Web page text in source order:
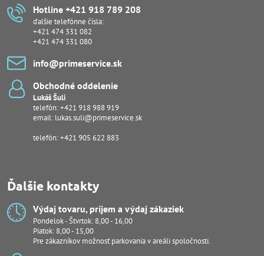
Hotline +421 918 789 208
ďalšie telefónne čísla:
+421 474 331 082
+421 474 331 080
info​@primeservice​.sk
Obchodné oddelenie
Lukáš Šuli
telefón:+421 918 988 919
email: lukas.suli@primeservice.sk
telefón: +421 905 622 883
Ďalšie kontakty
Výdaj tovaru, príjem a výdaj zákaziek
Pondelok - Štvrtok: 8,00 - 16,00
Piatok: 8,00 - 15,00
Pre zákazníkov možnosť parkovania v areáli spoločnosti.